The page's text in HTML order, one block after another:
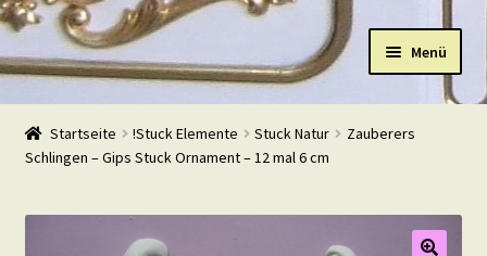
Navigation
Zum
Inhalt
Menü
Start
Shop
Warenkorb
Startseite !Stuck Elemente Stuck Natur
Zauberers
Schlingen – Gips Stuck Ornament – 12 mal 6 cm